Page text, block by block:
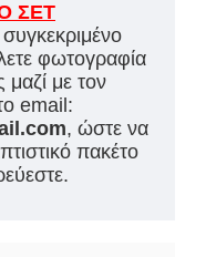
ΣΕΤ
φωτογραφία
με τον
email:
, ώστε να
πακέτο